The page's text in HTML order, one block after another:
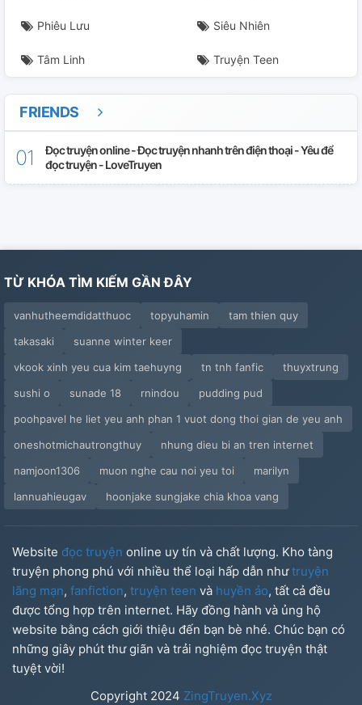
Chương 29
Chương 30
Chương 32
Chương 33
Chương 36
Chương 37
Chương 39
Chương 40
Chương 41
Chương 42
Chương 44
Chương 45
Chương 46
Phiêu Lưu Siêu Nhiên
Tâm Linh Truyện Teen
FRIENDS
Đọc truyện online - Đọc truyện nhanh trên điện thoại - Yêu để
đọc truyện - LoveTruyen
TỪ KHÓA TÌM KIẾM GẦN ĐÂY
vanhutheemdidatthuoc topyuhamin
tam thien quy
takasaki
suanne winter keer
vkook xinh yeu cua kim taehuyng
tn tnh fanfic
thuyxtrung
sushi o
sunade 18 rnindou
pudding pud
poohpavel he liet yeu anh phan 1 vuot dong thoi gian de yeu anh
oneshotmichautrongthuy
nhung dieu bi an tren internet
namjoon1306
muon nghe cau noi yeu toi
marilyn
lannuahieugav
hoonjake sungjake chia khoa vang
Website đọc truyện online uy tín và chất lượng. Kho tàng
truyện phong phú với nhiều thể loại hấp dẫn nhưtruyện
lãng mạn, fanfiction, truyện teen và huyền ảo, tất cả đều
được tổng hợp trên internet. Hãy đồng hành và ủng hộ
website bằng cách giới thiệu đến bạn bè nhé. Chúc bạn có
những giây phút thư giãn và trải nghiệm đọc truyện thật
tuyệt vời!
Copyright 2024 ZingTruyen.Xyz